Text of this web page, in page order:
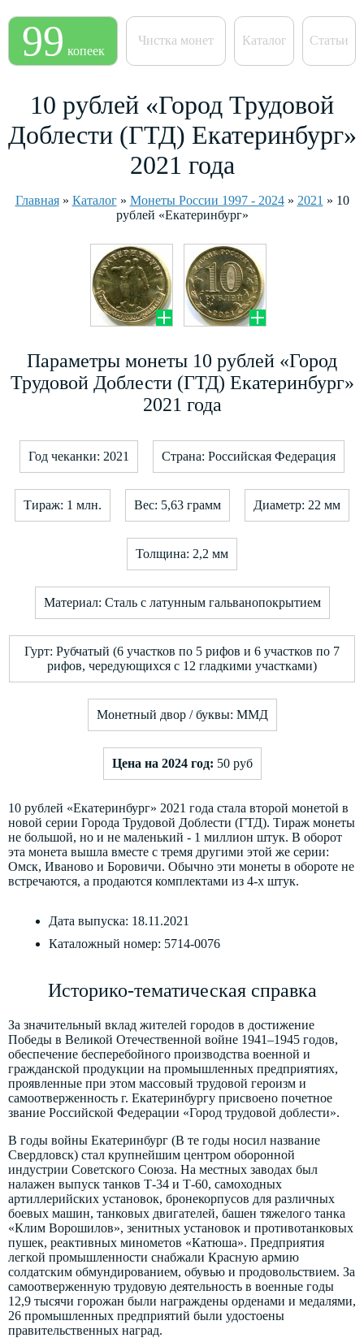
99 копеек
Чистка монет Каталог Статьи
10 рублей «Город Трудовой
Доблести (ГТД) Екатеринбург»
2021 года
Главная» Каталог» Монеты России 1997 - 2024» 2021 » 10
рублей «Екатеринбург»
Параметры монеты 10 рублей «Город
Трудовой Доблести (ГТД) Екатеринбург»
2021 года
Год чеканки: 2021 Страна: Российская Федерация
Тираж: 1 млн. Вес: 5,63 грамм Диаметр: 22 мм
Толщина: 2,2 мм
Материал: Сталь с латунным гальванопокрытием
Гурт: Рубчатый (6 участков по 5 рифов и 6 участков по 7
рифов, чередующихся с 12 гладкими участками)
Монетный двор / буквы: ММД
Цена на 2024 год: 50 руб
10 рублей «Екатеринбург» 2021 года стала второй монетой в
новой серии Города Трудовой Доблести (ГТД). Тираж монеты
не большой, но и не маленький - 1 миллион штук. В оборот
эта монета вышла вместе с тремя другими этой же серии:
Омск, Иваново и Боровичи. Обычно эти монеты в обороте не
встречаются, а продаются комплектами из 4-х штук.
Дата выпуска: 18.11.2021
Каталожный номер: 5714-0076
Историко-тематическая справка
За значительный вклад жителей городов в достижение
Победы в Великой Отечественной войне 1941–1945 годов,
обеспечение бесперебойного производства военной и
гражданской продукции на промышленных предприятиях,
проявленные при этом массовый трудовой героизм и
самоотверженность г. Екатеринбургу присвоено почетное
звание Российской Федерации «Город трудовой доблести».
В годы войны Екатеринбург (В те годы носил название
Свердловск) стал крупнейшим центром оборонной
индустрии Советского Союза. На местных заводах был
налажен выпуск танков Т-34 и Т-60, самоходных
артиллерийских установок, бронекорпусов для различных
боевых машин, танковых двигателей, башен тяжелого танка
«Клим Ворошилов», зенитных установок и противотанковых
пушек, реактивных минометов «Катюша». Предприятия
легкой промышленности снабжали Красную армию
солдатским обмундированием, обувью и продовольствием. За
самоотверженную трудовую деятельность в военные годы
12,9 тысячи горожан были награждены орденами и медалями,
26 промышленных предприятий были удостоены
правительственных наград.